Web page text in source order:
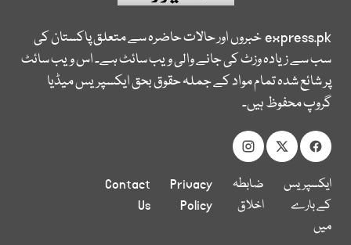
express.pkخبروں اور حالات حاضرہ سے متعلق پاکستان کی
سب سے زیادہ وزٹ کی جانے والی ویب سائٹ ہے۔ اس ویب سائٹ
پر شائع شدہ تمام مواد کے جملہ حقوق بحق ایکسپریس میڈیا
گروپ محفوظ ہیں۔
ایکسپریس
کے بارے
میں
ضابطہ
اخلاق
Privacy
Policy
Contact
Us